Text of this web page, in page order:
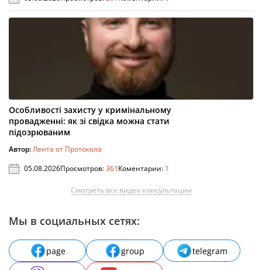
Особливості захисту у кримінальному
провадженні: як зі свідка можна стати
підозрюваним
Автор:Лента от Протокола
05.08.2026Просмотров:361Коментарии: 1
Смотреть все видео консультации
Мы в социальных сетях:
page group
telegram